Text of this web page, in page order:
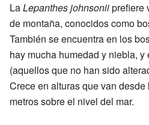
LaLepanthes johnsoniiprefiere
de montaña, conocidos como
También se encuentra en los
hay mucha humedad y niebla,
(aquellos que no han sido
Crece en alturas que van
metros sobre el nivel del mar.